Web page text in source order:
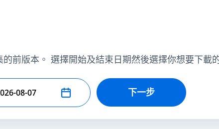
前版本。 選擇開始及結束日期然後選擇你想要下載
束日期 下一步